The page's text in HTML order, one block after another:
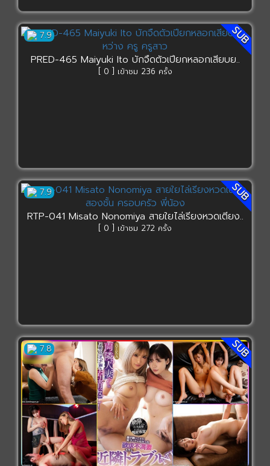
7.9 SUB
PRED-465 Maiyuki Ito บักจืดตัวเปียกหลอกเสียบย..
[ 0 ] เข้าชม 236 ครั้ง
7.9 SUB
RTP-041 Misato Nonomiya สายใยไล่เรียงหวดเตียง..
[ 0 ] เข้าชม 272 ครั้ง
7.8 SUB